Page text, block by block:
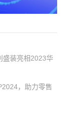
盛装亮相2023华
，助力零售